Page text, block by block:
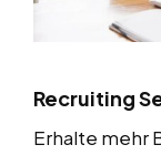
Recruiting
Erhalte mehr